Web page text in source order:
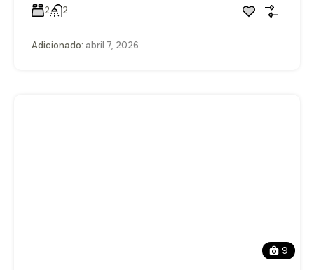
2 2
Adicionado: abril 7, 2026
9